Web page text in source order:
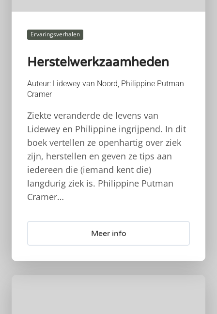
Ervaringsverhalen
Herstelwerkzaamheden
Auteur: Lidewey van Noord, Philippine Putman
Cramer
Ziekte veranderde de levens van
Lidewey en Philippine ingrijpend. In dit
boek vertellen ze openhartig over ziek
zijn, herstellen en geven ze tips aan
iedereen die (iemand kent die)
langdurig ziek is. Philippine Putman
Cramer…
Meer info